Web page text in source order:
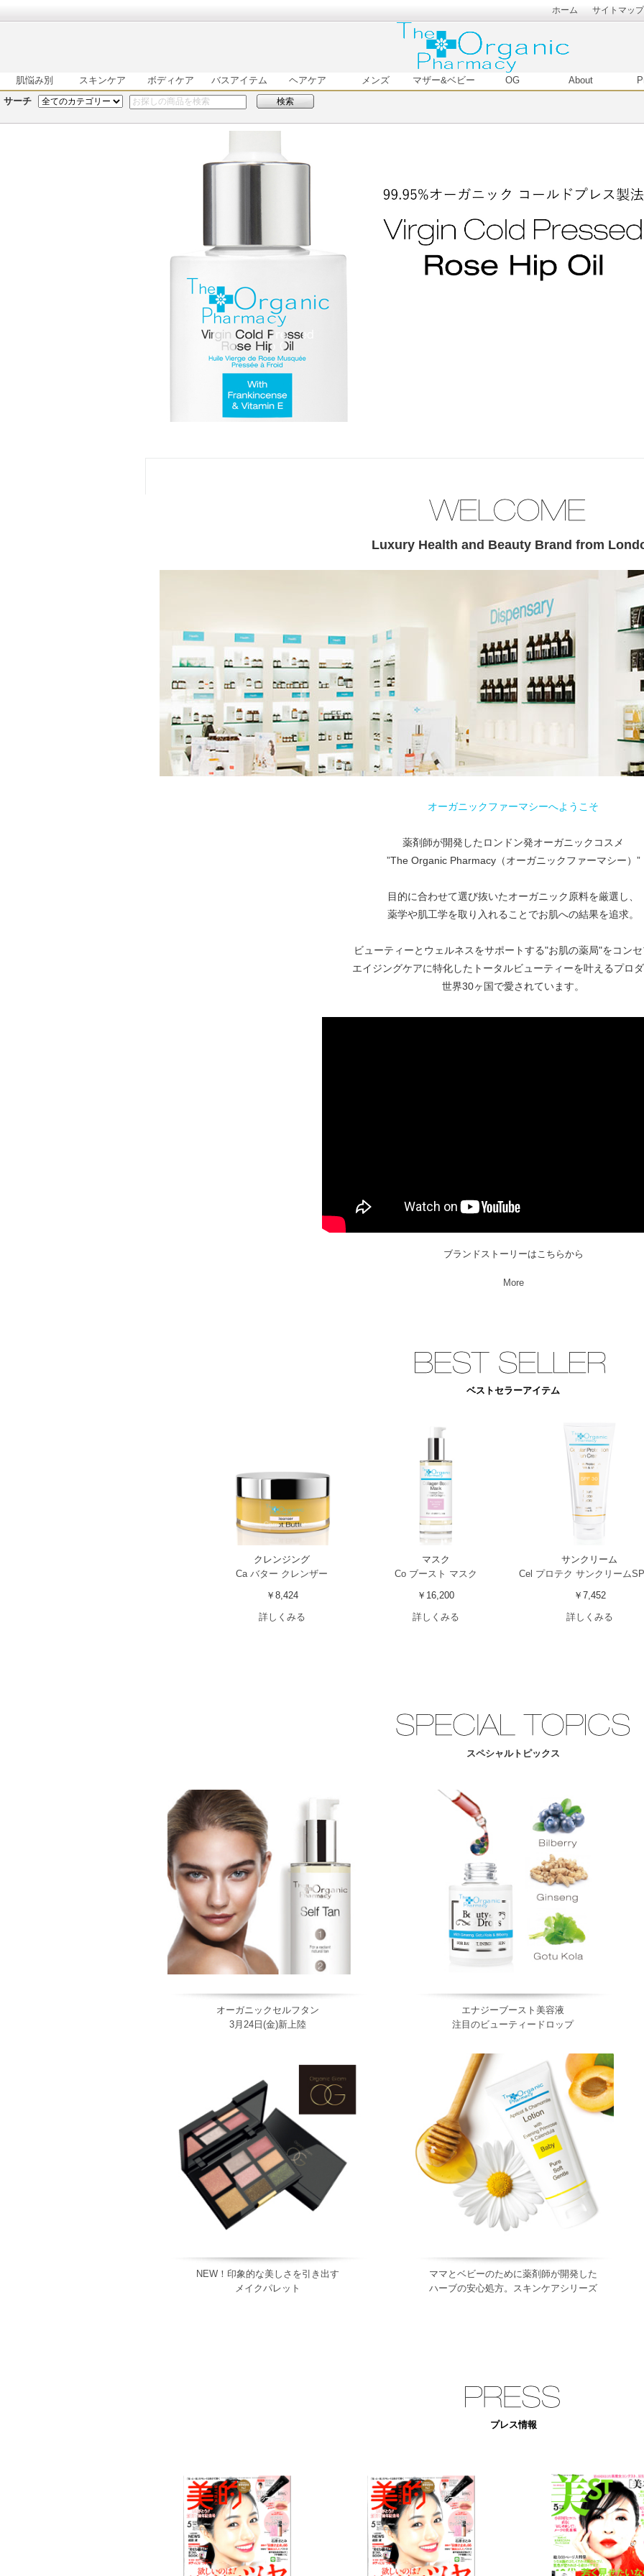
ホーム サイトマップ
肌悩み別 スキンケア ボディケア バスアイテム ヘアケア メンズ マザー&ベビー OG About
サーチ
検索
Luxury Health and Beauty Brand from
オーガニックファーマシーへようこそ
薬剤師が開発したロンドン発オーガニックコスメ
”The Organic Pharmacy（オーガニックファーマシー）”
目的に合わせて選び抜いたオーガニック原料を厳選し、
薬学や肌工学を取り入れることでお肌への結果を追求。
ビューティーとウェルネスをサポートする"お肌の薬局"をコン
エイジングケアに特化したトータルビューティーを叶えるプロ
世界30ヶ国で愛されています。
ブランドストーリーはこちらから
More
ベストセラーアイテム
クレンジング
Ca バター クレンザー
￥8,424
詳しくみる
マスク
Co ブースト マスク
￥16,200
詳しくみる
サンクリーム
Cel プロテク サンクリーム
￥7,452
詳しくみる
スペシャルトピックス
オーガニックセルフタン
3月24日(金)新上陸
エナジーブースト美容液
注目のビューティードロップ
NEW！印象的な美しさを引き出す
メイクパレット
ママとベビーのために薬剤師が開発した
ハーブの安心処方。スキンケアシリーズ
プレス情報